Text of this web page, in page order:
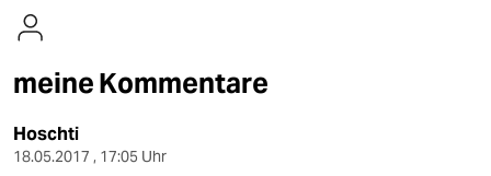
kultur
sport
meine Kommentare
Hoschti
18.05.2017 , 17:05 Uhr